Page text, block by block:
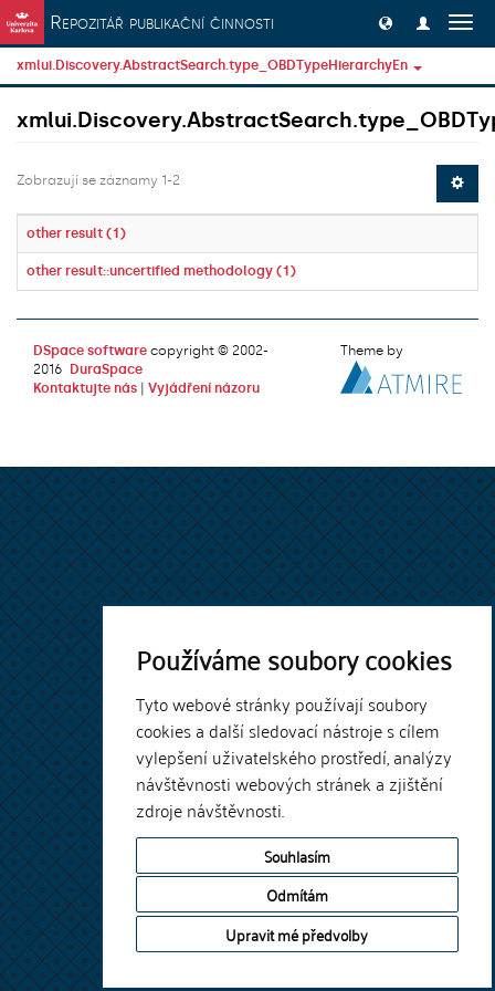
Používáme soubory cookies
Tyto webové stránky používají soubory
cookies a další sledovací nástroje s cílem
vylepšení uživatelského prostředí, analýzy
návštěvnosti webových stránek a zjištění
zdroje návštěvnosti.
Souhlasím
Odmítám
Upravit mé předvolby
Přeskočit na obsah
Repozitář publikační činnosti
xmlui.Discovery.AbstractSearch.type_OBDTypeHierarchyEn
Zobrazují se záznamy 1-2
other result (1)
other result::uncertified methodology (1)
DSpace software copyright © 2002-
2016
DuraSpace
Kontaktujte nás
Vyjádření názoru
Theme by